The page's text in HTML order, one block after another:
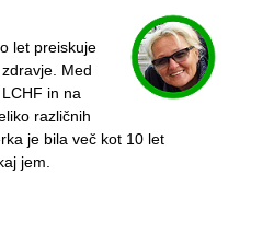
let preiskuje
Med
in na
različnih
je bila več kot 10 let
jem.